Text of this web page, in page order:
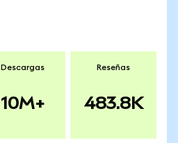
Descargas
10M+
Reseñas
483.8K